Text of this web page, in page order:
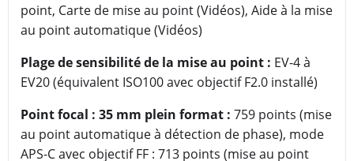
point, Carte de mise au point (Vidéos), Aide à la mise
au point automatique (Vidéos)
Plage de sensibilité de la mise au point : EV-4 à
EV20 (équivalent ISO100 avec objectif F2.0 installé)
Point focal : 35 mm plein format : 759 points (mise
au point automatique à détection de phase), mode
APS-C avec objectif FF : 713 points (mise au point